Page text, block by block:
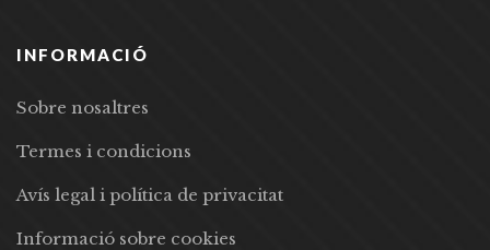
INFORMACIÓ
Sobre nosaltres
Termes i condicions
Avís legal i política de privacitat
Informació sobre cookies